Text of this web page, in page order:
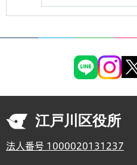
江戸川区役所
法人番号 1000020131237